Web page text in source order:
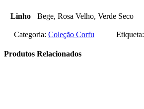
Linho Bege, Rosa Velho, Verde Seco
Categoria: Coleção Corfu Etiqueta:
Produtos Relacionados